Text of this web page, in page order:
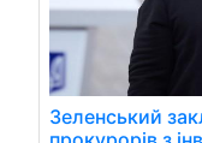
Зеленський